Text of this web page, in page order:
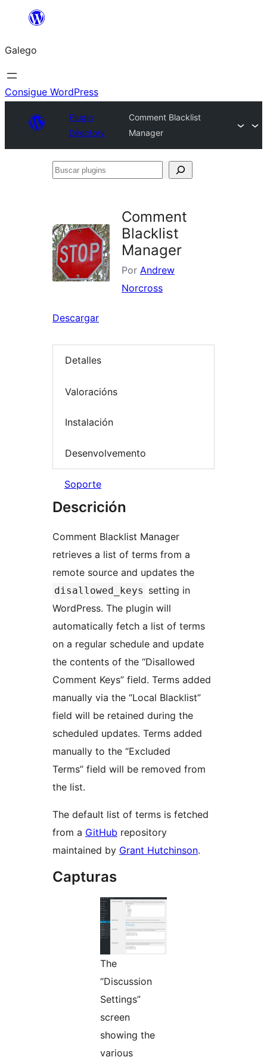
Saltar
contido
Galego
Consigue WordPress
Plugin
Directory
Comment Blacklist
Manager
Buscar
Comment
Blacklist
Manager
Por Andrew
Norcross
Descargar
Detalles
Valoracións
Instalación
Desenvolvemento
Soporte
Descrición
Comment Blacklist Manager
retrieves a list of terms from a
remote source and updates the
disallowed_keys setting in
WordPress. The plugin will
automatically fetch a list of terms
on a regular schedule and update
the contents of the “Disallowed
Comment Keys” field. Terms added
manually via the “Local Blacklist”
field will be retained during the
scheduled updates. Terms added
manually to the “Excluded
Terms” field will be removed from
the list.
The default list of terms is fetched
from a GitHub repository
maintained by Grant Hutchinson.
Capturas
The
“Discussion
Settings”
screen
showing the
various